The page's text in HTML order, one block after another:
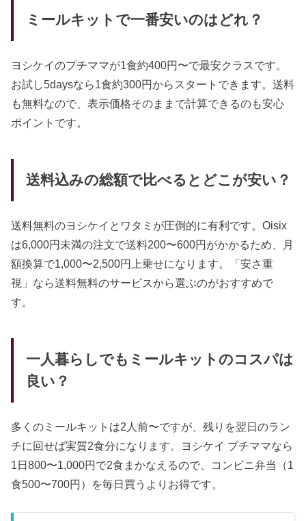
ミールキットで一番安いのはどれ？
ヨシケイのプチママが1食約400円〜で最安クラスです。
お試し5daysなら1食約300円からスタートできます。送料
も無料なので、表示価格そのままで計算できるのも安心
ポイントです。
送料込みの総額で比べるとどこが安い？
送料無料のヨシケイとワタミが圧倒的に有利です。Oisix
は6,000円未満の注文で送料200〜600円がかかるため、月
額換算で1,000〜2,500円上乗せになります。「安さ重
視」なら送料無料のサービスから選ぶのがおすすめで
す。
一人暮らしでもミールキットのコスパは
良い？
多くのミールキットは2人前〜ですが、残りを翌日のラン
チに回せば実質2食分になります。ヨシケイ プチママなら
1日800〜1,000円で2食まかなえるので、コンビニ弁当（1
食500〜700円）を毎日買うよりお得です。